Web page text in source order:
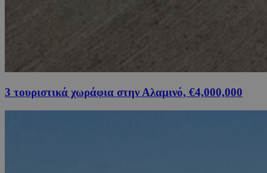
3 τουριστικά χωράφια στην Αλαμινό, €4,000,000